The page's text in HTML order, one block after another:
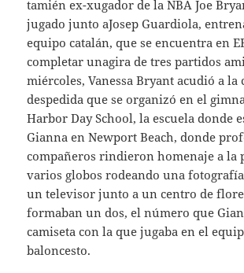
tamién ex-xugador de la NBA Joe
jugado junto aJosep Guardiola,
equipo catalán, que se encuentra en
completar unagira de tres partidos
miércoles, Vanessa Bryant acudió a la
despedida que se organizó en el
Harbor Day School, la escuela donde
Gianna en Newport Beach, donde
compañeros rindieron homenaje a la
varios globos rodeando una
un televisor junto a un centro de
formaban un dos, el número que
camiseta con la que jugaba en el
baloncesto.